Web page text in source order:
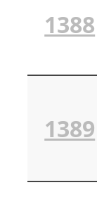
1388
1389